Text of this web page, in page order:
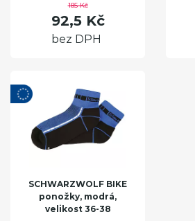
185 Kč
92,5 Kč
bez DPH
SCHWARZWOLF BIKE
ponožky, modrá,
velikost 36-38